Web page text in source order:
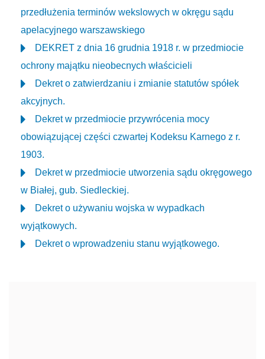
przedłużenia terminów wekslowych w okręgu sądu
apelacyjnego warszawskiego
DEKRET z dnia 16 grudnia 1918 r. w przedmiocie
ochrony majątku nieobecnych właścicieli
Dekret o zatwierdzaniu i zmianie statutów spółek
akcyjnych.
Dekret w przedmiocie przywrócenia mocy
obowiązującej części czwartej Kodeksu Karnego z r.
1903.
Dekret w przedmiocie utworzenia sądu okręgowego
w Białej, gub. Siedleckiej.
Dekret o używaniu wojska w wypadkach
wyjątkowych.
Dekret o wprowadzeniu stanu wyjątkowego.